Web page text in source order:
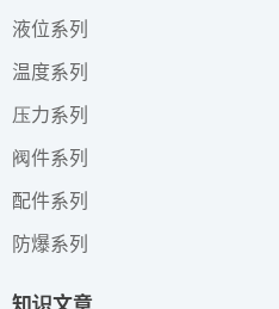
液位系列
温度系列
压力系列
阀件系列
配件系列
防爆系列